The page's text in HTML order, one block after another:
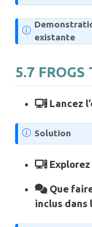
o
tN
o
existante
5.7 FROGS
Lancez
N
o
t
e
Solution
Que
inclus dans